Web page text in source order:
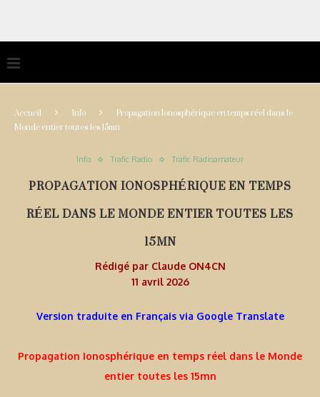
Accueil Info Propagation Ionosphérique en temps réel dans le
Monde entier toutes les 15mn
Info Trafic Radio Trafic Radioamateur
PROPAGATION IONOSPHÉRIQUE EN TEMPS
RÉEL DANS LE MONDE ENTIER TOUTES LES
15MN
Rédigé par Claude ON4CN
11 avril 2026
Version traduite en Français via Google Translate
Propagation Ionosphérique en temps réel dans le Monde
entier toutes les 15mn